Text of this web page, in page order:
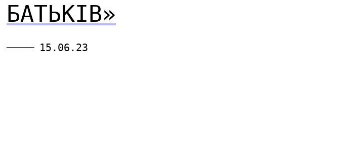
БАТЬКІВ»
15.06.23